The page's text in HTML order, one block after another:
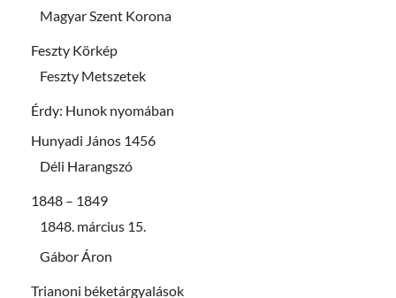
Magyar Szent Korona
Feszty Körkép
Feszty Metszetek
Érdy: Hunok nyomában
Hunyadi János 1456
Déli Harangszó
1848 – 1849
1848. március 15.
Gábor Áron
Trianoni béketárgyalások